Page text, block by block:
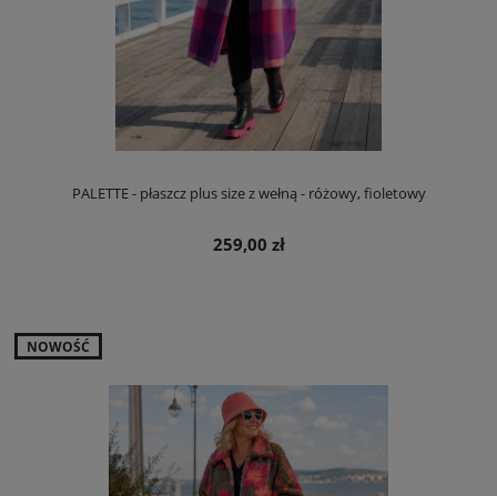
PALETTE - płaszcz plus size z wełną - różowy, fioletowy
259,00 zł
NOWOŚĆ